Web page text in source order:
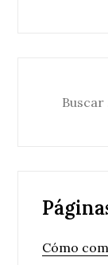
Cómo